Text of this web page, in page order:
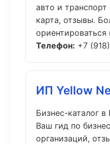
авто и транспорт
карта, отзывы.
ориентироваться
Телефон: +7
ИП Yellow
Бизнес-каталог в
Ваш гид по
организаций,